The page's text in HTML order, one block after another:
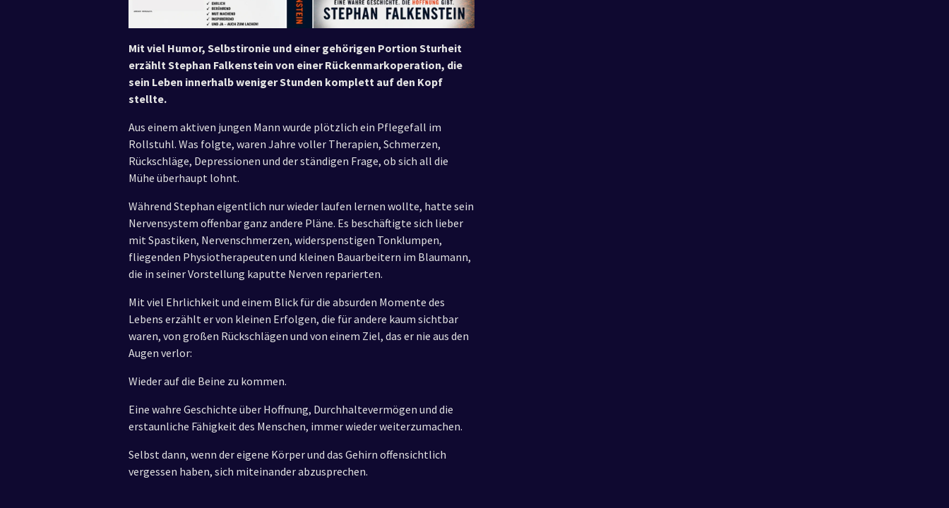
Mit viel Humor, Selbstironie und einer gehörigen Portion Sturheit
erzählt Stephan Falkenstein von einer Rückenmarkoperation, die
sein Leben innerhalb weniger Stunden komplett auf den Kopf
stellte.
Aus einem aktiven jungen Mann wurde plötzlich ein Pflegefall im
Rollstuhl. Was folgte, waren Jahre voller Therapien, Schmerzen,
Rückschläge, Depressionen und der ständigen Frage, ob sich all die
Mühe überhaupt lohnt.
Während Stephan eigentlich nur wieder laufen lernen wollte, hatte sein
Nervensystem offenbar ganz andere Pläne. Es beschäftigte sich lieber
mit Spastiken, Nervenschmerzen, widerspenstigen Tonklumpen,
fliegenden Physiotherapeuten und kleinen Bauarbeitern im Blaumann,
die in seiner Vorstellung kaputte Nerven reparierten.
Mit viel Ehrlichkeit und einem Blick für die absurden Momente des
Lebens erzählt er von kleinen Erfolgen, die für andere kaum sichtbar
waren, von großen Rückschlägen und von einem Ziel, das er nie aus den
Augen verlor:
Wieder auf die Beine zu kommen.
Eine wahre Geschichte über Hoffnung, Durchhaltevermögen und die
erstaunliche Fähigkeit des Menschen, immer wieder weiterzumachen.
Selbst dann, wenn der eigene Körper und das Gehirn offensichtlich
vergessen haben, sich miteinander abzusprechen.